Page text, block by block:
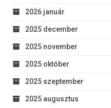
2026 január
2025 december
2025 november
2025 október
2025 szeptember
2025 augusztus